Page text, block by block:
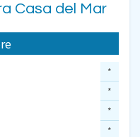
Casa del Mar
*
*
*
*